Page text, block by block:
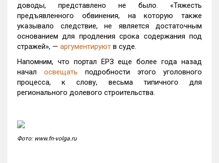
доводы, представлено не было. «Тяжесть
предъявленного обвинения, на которую также
указывало следствие, не является достаточным
основанием для продления срока содержания под
стражей», — аргументируют в суде.
Напомним, что портал ЕРЗ еще более года назад
начал освещать подробности этого уголовного
процесса, к слову, весьма типичного для
регионального долевого строительства.
Фото: www.fn-volga.ru